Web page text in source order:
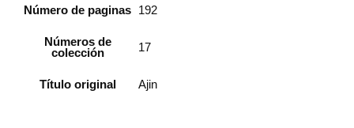
Número de paginas 192
Números de
colección
17
Título original Ajin